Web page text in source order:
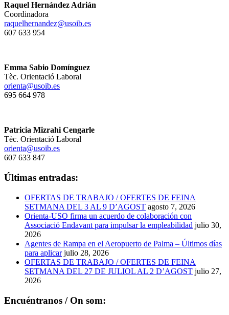
Raquel Hernández Adrián
Coordinadora
raquelhernandez@usoib.es
607 633 954
Emma Sabio Domínguez
Tèc. Orientació Laboral
orienta@usoib.es
695 664 978
Patricia Mizrahi Cengarle
Tèc. Orientació Laboral
orienta@usoib.es
607 633 847
Últimas entradas:
OFERTAS DE TRABAJO / OFERTES DE FEINA
SETMANA DEL 3 AL 9 D’AGOST agosto 7, 2026
Orienta-USO firma un acuerdo de colaboración con
Associació Endavant para impulsar la empleabilidad julio 30,
2026
Agentes de Rampa en el Aeropuerto de Palma – Últimos días
para aplicar julio 28, 2026
OFERTAS DE TRABAJO / OFERTES DE FEINA
SETMANA DEL 27 DE JULIOL AL 2 D’AGOST julio 27,
2026
Encuéntranos / On som: